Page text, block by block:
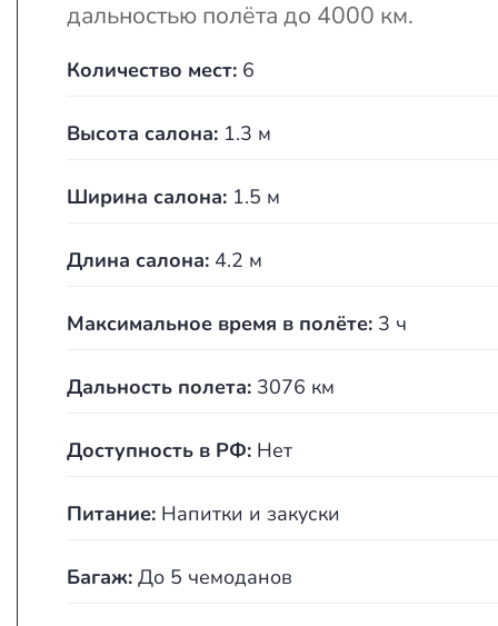
дальностью полёта до 4000 км.
Количество мест: 6
Высота салона: 1.3 м
Ширина салона: 1.5 м
Длина салона: 4.2 м
Максимальное время в полёте: 3 ч
Дальность полета: 3076 км
Доступность в РФ: Нет
Питание: Напитки и закуски
Багаж: До 5 чемоданов